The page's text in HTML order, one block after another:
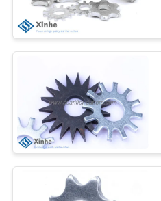
DEMANDEZ
UN DEVIS
SITE
POLITIQUE